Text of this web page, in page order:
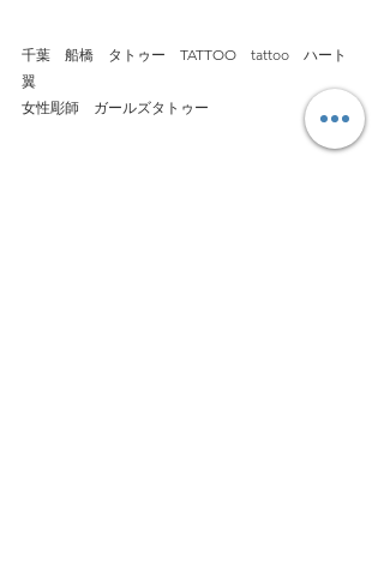
千葉　船橋　タトゥー　TATTOO　tattoo　ハート
翼
女性彫師　ガールズタトゥー